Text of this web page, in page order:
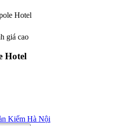
Hotel
giá cao
Hotel
Kiếm Hà Nội